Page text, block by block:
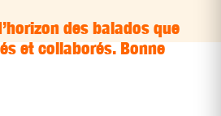
des balados que
et collaborés. Bonne